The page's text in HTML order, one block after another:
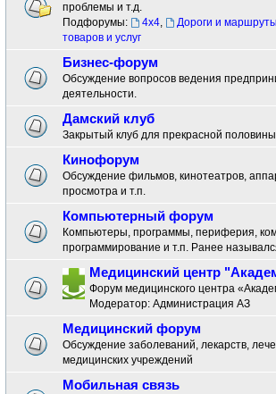
проблемы и т.д.
Подфорумы:
4x4, Дороги и маршруты
товаров и услуг
Бизнес-форум
Обсуждение вопросов ведения
деятельности.
Дамский клуб
Закрытый клуб для прекрасной
Кинофорум
Обсуждение фильмов, кинотеатров,
просмотра и т.п.
Компьютерный форум
Компьютеры, программы, периферия,
программирование и т.п. Ранее
Медицинский центр
Форум медицинского центра
Модератор: Администрация АЗ
Медицинский форум
Обсуждение заболеваний, лекарств,
медицинских учреждений
Мобильная связь